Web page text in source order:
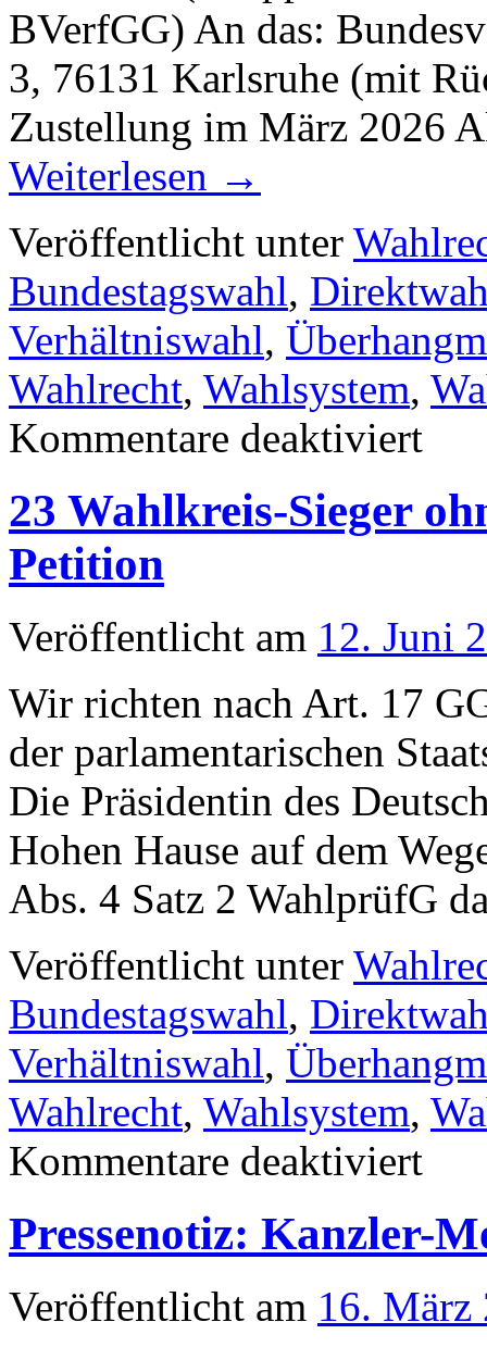
BVerfGG) An das:
3, 76131 Karlsruhe (mit
Zustellung im März 2026
Weiterlesen →
Veröffentlicht unter
Bundestagswahl,
Verhältniswahl,
Wahlrecht, Wahlsystem,
Kommentare deaktiviert
Baden-
23 Wahlkreis-Sieger
Petition
Veröffentlicht am 12. Juni
Wir richten nach Art. 17
der parlamentarischen
Die Präsidentin des
Hohen Hause auf dem
Abs. 4 Satz 2 WahlprüfG
Veröffentlicht unter
Bundestagswahl,
Verhältniswahl,
Wahlrecht, Wahlsystem,
Kommentare deaktiviert
ohne
Mandat
–
Bürger-
Petition
Pressenotiz: Kanzler-
Veröffentlicht am 16. März